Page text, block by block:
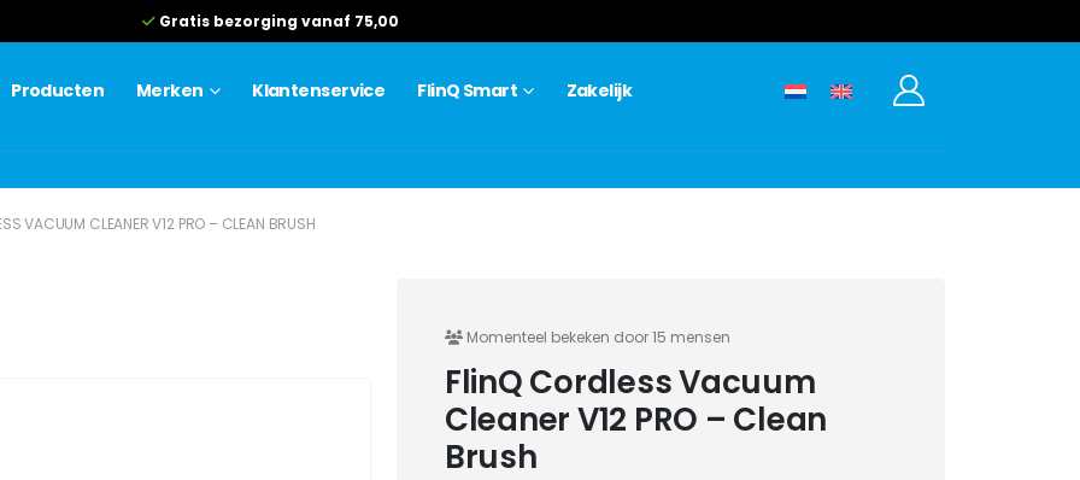
Gratis bezorging vanaf 75,00
Producten Merken Klantenservice FlinQ Smart Zakelijk
VACUUM CLEANER V12 PRO – CLEAN BRUSH
Momenteel bekeken door 15 mensen
FlinQ Cordless Vacuum
Cleaner V12 PRO – Clean
Brush